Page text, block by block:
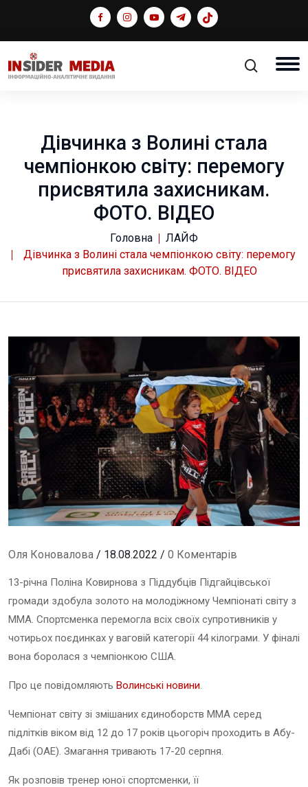
Дівчинка з Волині стала
чемпіонкою світу: перемогу
присвятила захисникам.
ФОТО. ВІДЕО
Головна
ЛАЙФ
Дівчинка з Волині стала чемпіонкою світу: перемогу
присвятила захисникам. ФОТО. ВІДЕО
Оля Коновалова / 18.08.2022 / 0 Коментарів
13-річна Поліна Ковирнова з Піддубців Підгайцівської
громади здобула золото на молодіжному Чемпіонаті світу з
ММА. Спортсменка перемогла всіх своїх супротивників у
чотирьох поєдинках у ваговій категорії 44 кілограми. У фіналі
вона боролася з чемпіонкою США.
Про це повідомляють Волинські новини.
Чемпіонат світу зі змішаних єдиноборств ММА серед
підлітків віком від 12 до 17 років цьогоріч проходить в Абу-
Дабі (ОАЕ). Змагання тривають 17-20 серпня.
Як розповів тренер юної спортсменки, її